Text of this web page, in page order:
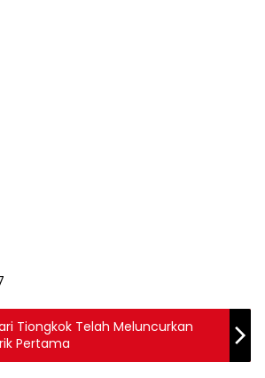
Tiongkok Telah Meluncurkan
Pertama